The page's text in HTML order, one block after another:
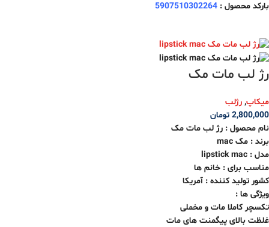
بارکد محصول : 5907510302264
رژ لب مات مک
میکاپ, رژلب
2,800,000 تومان
نام محصول : رژ لب مات مک
برند : مک mac
مدل : lipstick mac
مناسب برای : خانم ها
کشور تولید کننده : آمریکا
ویژگی ها :
تکسچر کاملا مات و مخملی
غلظت بالای پیگمنت های مات